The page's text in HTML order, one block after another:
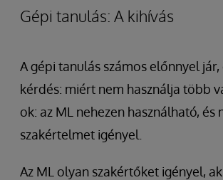
Gépi tanulás: A kihívás
A gépi tanulás számos előnnyel
kérdés: miért nem használja több
ok: az ML nehezen használható, és
szakértelmet igényel.
Az ML olyan szakértőket igényel,